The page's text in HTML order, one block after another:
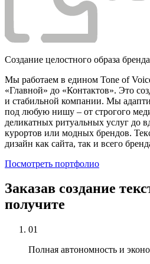
Создание целостного образа бренда
Мы работаем в едином Tone of
«Главной» до «Контактов». Это
и стабильной компании. Мы
под любую нишу – от строгого
деликатных ритуальных услуг до
курортов или модных брендов.
дизайн как сайта, так и всего
Посмотреть портфолио
Заказав создание
получите
01
Полная автономность и